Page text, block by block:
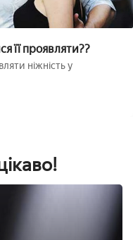
її проявляти??
ніжність у